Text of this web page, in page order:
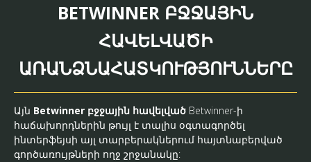
BETWINNER ԲՋՋԱՅԻՆ
ՀԱՎԵԼՎԱԾԻ
ԱՌԱՆՁՆԱՀԱՏԿՈՒԹՅՈՒՆՆԵՐԸ
Այն Betwinner բջջային հավելված Betwinner-ի
հաճախորդներին թույլ է տալիս օգտագործել
ինտերֆեյսի այլ տարբերակներում հայտնաբերված
գործառույթների ողջ շրջանակը: